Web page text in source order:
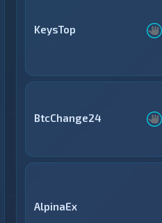
KeysTop
BtcChange24
AlpinaEx